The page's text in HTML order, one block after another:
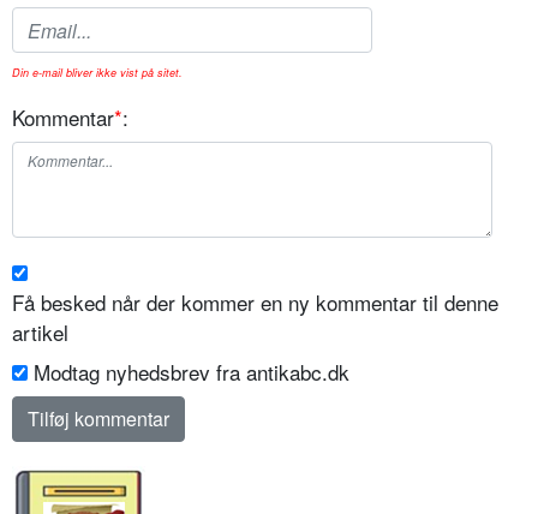
Din e-mail bliver ikke vist på sitet.
Kommentar*:
Få besked når der kommer en ny kommentar til denne
artikel
Modtag nyhedsbrev fra antikabc.dk